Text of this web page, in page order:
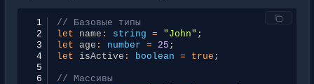
1
// Базовые типы
2
let name : string = "John" ;
3
let age : number = 25 ;
4
let isActive : boolean = true ;
5
6
// Массивы